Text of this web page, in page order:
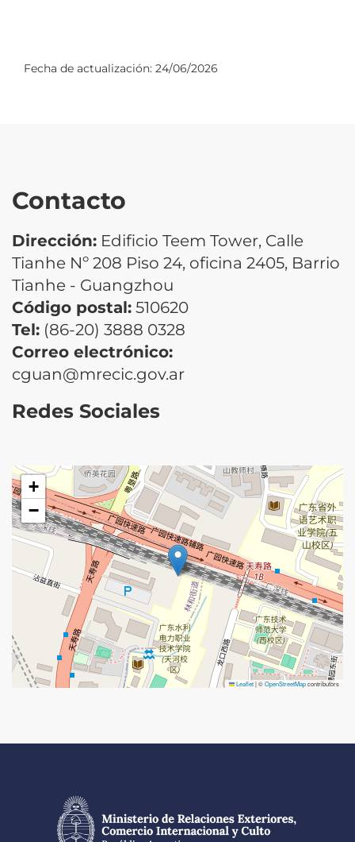
Fecha de actualización: 24/06/2026
Contacto
Dirección: Edificio Teem Tower, Calle
Tianhe Nº 208 Piso 24, oficina 2405, Barrio
Tianhe - Guangzhou
Código postal: 510620
Tel: (86-20) 3888 0328
Correo electrónico:
cguan@mrecic.gov.ar
Redes Sociales
+
−
Leaflet|©OpenStreetMapcontributors